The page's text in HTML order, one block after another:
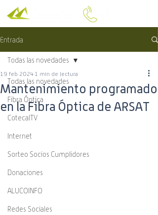
Entrada
Todas las novedades
Fibra Óptica
CotecalTV
Internet
Sorteo Socios Cumplidores
Donaciones
ALUCOINFO
Redes Sociales
Todas las novedades
Mantenimiento programado
en la Fibra Óptica de ARSAT
19 feb 2024 1 min de lectura